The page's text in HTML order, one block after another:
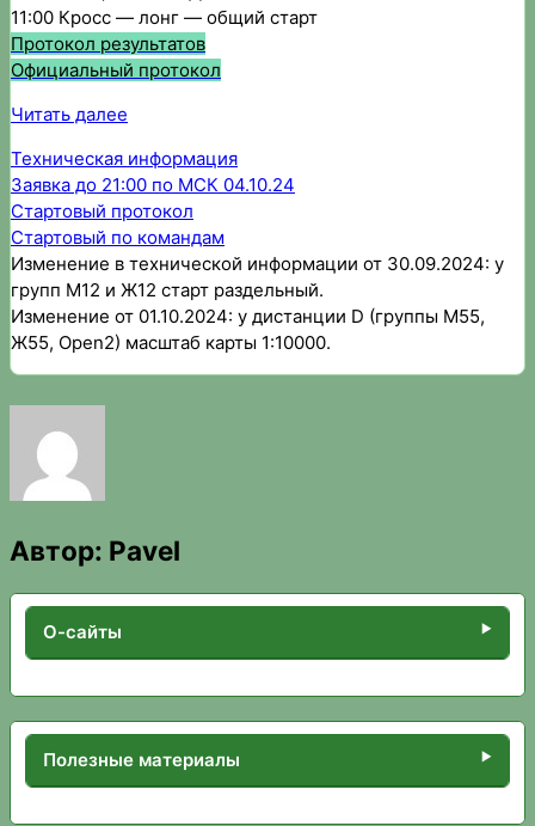
11:00 Кросс — лонг — общий старт
Протокол результатов
Официальный протокол
Читать далее
й
этап
Кубка
ФСО
ОО
Техническая информация
Заявка до 21:00 по МСК 04.10.24
Стартовый протокол
Стартовый по командам
Изменение в технической информации от 30.09.2024: у
групп М12 и Ж12 старт раздельный.
Изменение от 01.10.2024: у дистанции D (группы М55,
Ж55, Open2) масштаб карты 1:10000.
Автор: Pavel
О-сайты
Полезные материалы